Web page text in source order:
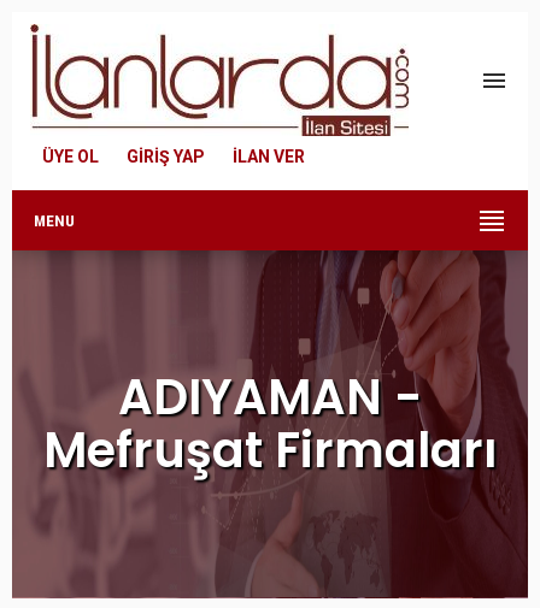
menu
ÜYE OL GİRİŞ YAP İLAN VER
MENU
ADIYAMAN -
Mefruşat Firmaları